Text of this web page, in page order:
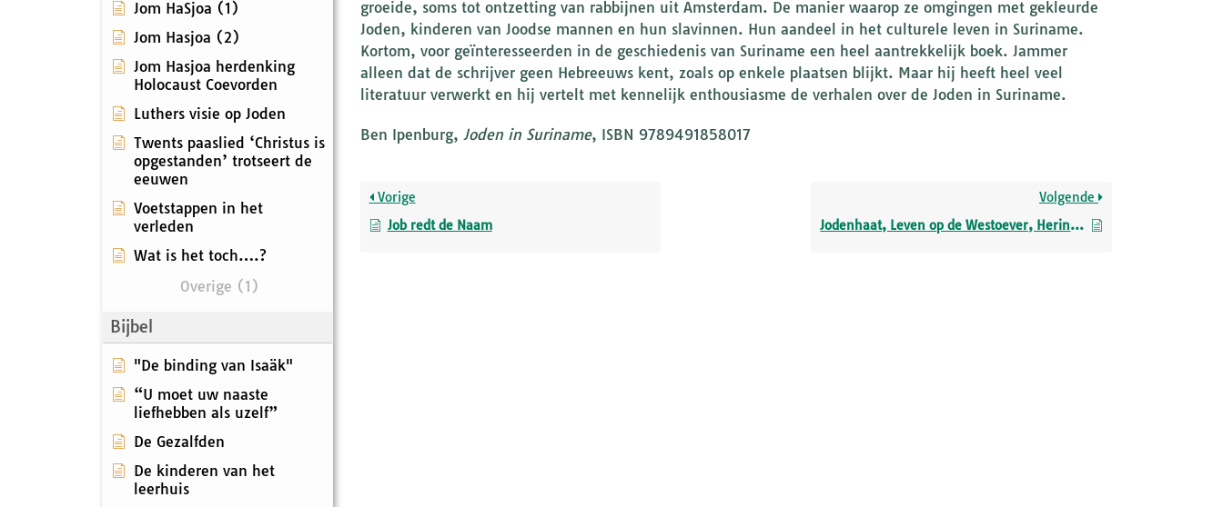
Jom HaSjoa (1)
Jom Hasjoa (2)
Jom Hasjoa herdenking
Holocaust Coevorden
Luthers visie op Joden
Twents paaslied ‘Christus is
opgestanden’ trotseert de
eeuwen
Voetstappen in het
verleden
Wat is het toch….?
Overige (1)
Bijbel
"De binding van Isaäk"
“U moet uw naaste
liefhebben als uzelf”
De Gezalfden
De kinderen van het
leerhuis
groeide, soms tot ontzetting van rabbijnen uit Amsterdam. De manier waarop ze omgingen met gekleurde
Joden, kinderen van Joodse mannen en hun slavinnen. Hun aandeel in het culturele leven in Suriname.
Kortom, voor geïnteresseerden in de geschiedenis van Suriname een heel aantrekkelijk boek. Jammer
alleen dat de schrijver geen Hebreeuws kent, zoals op enkele plaatsen blijkt. Maar hij heeft heel veel
literatuur verwerkt en hij vertelt met kennelijk enthousiasme de verhalen over de Joden in Suriname.
Ben Ipenburg, Joden in Suriname, ISBN 9789491858017
Vorige
Job redt de Naam
Volgende
Jodenhaat, Leven op de Westoever, Herinneringen